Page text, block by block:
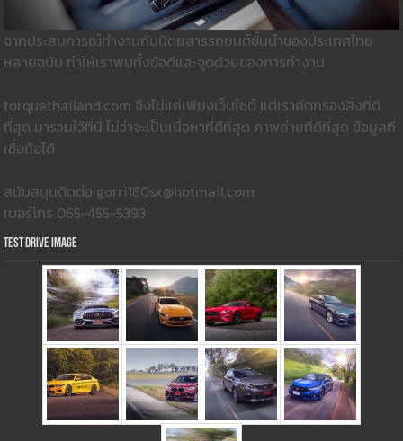
จากประสบการณ์ทำงานกับนิตยสารรถยนต์ชั้นนำของประเทศไทย
หลายฉบับ ทำให้เราพบทั้งข้อดีและจุดด้วยของการทำงาน
torquethailand.com จึงไม่แค่เพียงเว็บไซต์ แต่เราคัดกรองสิ่งที่ดี
ที่สุด มารวมใว้ที่นี่ ไม่ว่าจะเป็นเนื้อหาที่ดีที่สุด ภาพถ่ายที่ดีที่สุด ข้อมูลที่
เชื่อถือได้
สนับสนุนติดต่อ gorri180sx@hotmail.com
เบอร์โทร 065-455-5393
Test Drive Image